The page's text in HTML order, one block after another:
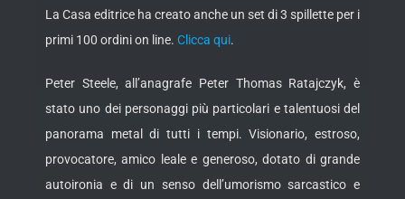
La Casa editrice ha creato anche un set di 3 spillette per i
primi 100 ordini on line. Clicca qui.
Peter Steele, all’anagrafe Peter Thomas Ratajczyk, è
stato uno dei personaggi più particolari e talentuosi del
panorama metal di tutti i tempi. Visionario, estroso,
provocatore, amico leale e generoso, dotato di grande
autoironia e di un senso dell’umorismo sarcastico e